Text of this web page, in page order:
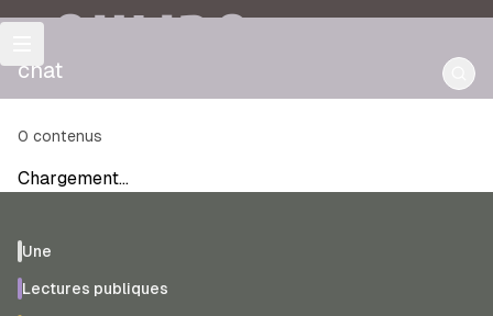
OULIPO
chat
0 contenus
Chargement…
Une
Lectures publiques